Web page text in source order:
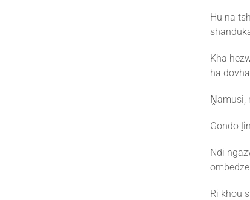
Hu na
Kha
ha
Ṋamusi,
Gondo
Ndi
Ri khou